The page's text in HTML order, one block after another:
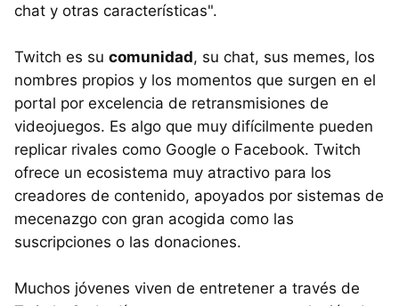
chat y otras características".
Twitch es su comunidad, su chat, sus memes, los
nombres propios y los momentos que surgen en el
portal por excelencia de retransmisiones de
videojuegos. Es algo que muy difícilmente pueden
replicar rivales como Google o Facebook. Twitch
ofrece un ecosistema muy atractivo para los
creadores de contenido, apoyados por sistemas de
mecenazgo con gran acogida como las
suscripciones o las donaciones.
Muchos jóvenes viven de entretener a través de